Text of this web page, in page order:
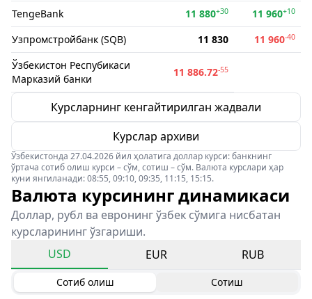
TengeBank 11 880+30 11 960+10
Узпромстройбанк (SQB) 11 830 11 960-40
Ўзбекистон Респубикаси
Марказий банки
11 886.72-55
Курсларнинг кенгайтирилган жадвали
Курслар архиви
Ўзбекистонда 27.04.2026 йил ҳолатига доллар курси: банкнинг
ўртача сотиб олиш курси – сўм, сотиш – сўм. Валюта курслари ҳар
куни янгиланади: 08:55, 09:10, 09:35, 11:15, 15:15.
Валюта курсининг динамикаси
Доллар, рубл ва евронинг ўзбек сўмига нисбатан
курсларининг ўзгариши.
USD
EUR RUB
Сотиб олиш Сотиш